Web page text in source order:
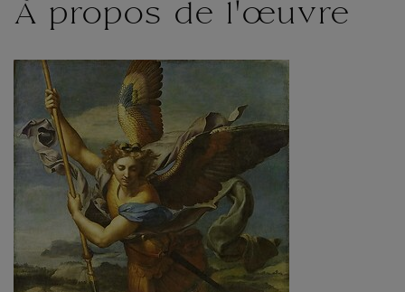
À propos de l'œuvre